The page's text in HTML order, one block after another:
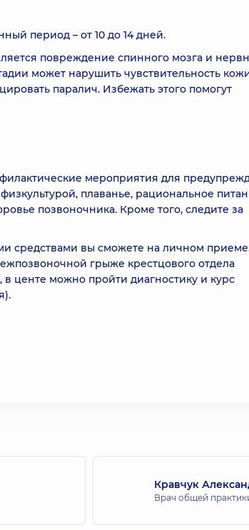
период – от 10 до 14 дней.
повреждение спинного мозга и
может нарушить чувствительность
паралич. Избежать этого помогут
мероприятия для
плаванье, рациональное
позвоночника. Кроме того, следите за
средствами вы сможете на личном
грыже крестцового отдела
центе можно пройти диагностику и курс
Кравчук
Врач общей